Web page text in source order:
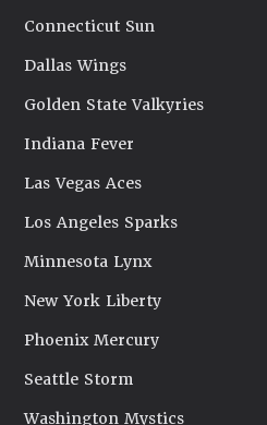
Connecticut Sun
Dallas Wings
Golden State Valkyries
Indiana Fever
Las Vegas Aces
Los Angeles Sparks
Minnesota Lynx
New York Liberty
Phoenix Mercury
Seattle Storm
Washington Mystics